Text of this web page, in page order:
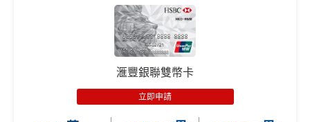
「現金套現」 分期計劃
優惠 （≥HK$20,000，1
2個月或以上還款期）
$200「獎
賞錢」
$800「獎
賞錢」
$200「獎
2026年加碼2%上限變做每半年咁計，每半年上限為H
K$8萬。相對2025年嘅全年上限HK$15萬總數係多
咗，但係就無得一筆過咁打爆個大額cap。
八達通自動增值得返0.4%回贈，但係手
動增值八達通(即係用Apple Pay、Google Pay增值落
容易批卡，零入息要求，學生都申請得！
寫到明首兩年免年費，全日制大學/大專學生申請首5年
4揀1指定類別有4％回贈
迎新選擇多，總有一樣啱你心水
*（基本「獎賞錢」0.4%+「 最紅自主獎賞
銀聯雙幣Pulse鑽石卡迎新
滙豐 Pulse銀聯卡申請網址：MrMiles.hk/hsbc-unionpay-a
滙豐銀聯雙幣卡
立即申請